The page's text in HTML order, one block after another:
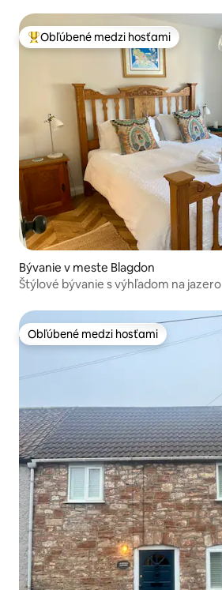
Najobľúbenejšie medzi hosťami
Obľúbené medzi hosťami
Bývanie v meste Blagdon
Štýlové bývanie s výhľadom na jazero
Obľúbené medzi hosťami
Obľúbené medzi hosťami